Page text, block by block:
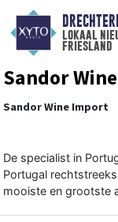
lokaal
friesland
Sandor
Sandor Wine Import
De specialist in
Portugal
mooiste en grootste